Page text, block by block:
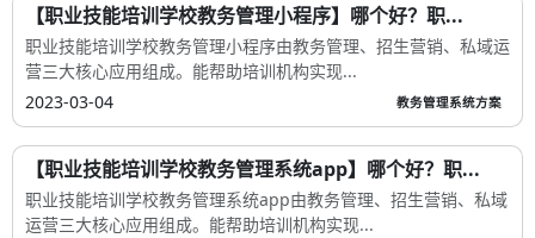
【职业技能培训学校教务管理小程序】哪个好？职...
职业技能培训学校教务管理小程序由教务管理、招生营销、私域运
营三大核心应用组成。能帮助培训机构实现...
2023-03-04
教务管理系统方案
【职业技能培训学校教务管理系统app】哪个好？职...
职业技能培训学校教务管理系统app由教务管理、招生营销、私域
运营三大核心应用组成。能帮助培训机构实现...